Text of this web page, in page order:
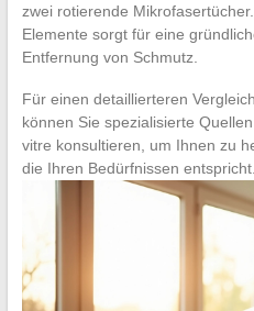
zwei rotierende
Elemente sorgt für eine
Entfernung von Schmutz.
Für einen detaillierteren
können Sie spezialisierte
vitre konsultieren, um Ihnen zu
die Ihren Bedürfnissen entspricht.